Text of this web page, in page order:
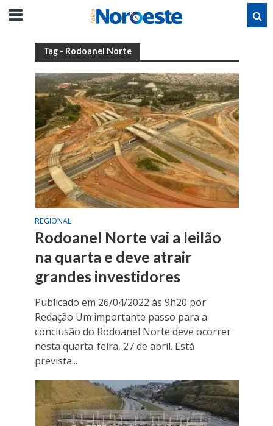
Tag - Rodoanel Norte
REGIONAL
Rodoanel Norte vai a leilão
na quarta e deve atrair
grandes investidores
Publicado em 26/04/2022 às 9h20 por
Redação Um importante passo para a
conclusão do Rodoanel Norte deve ocorrer
nesta quarta-feira, 27 de abril. Está
prevista...